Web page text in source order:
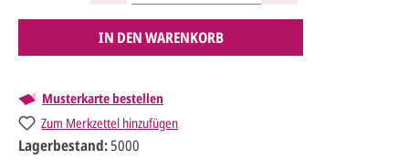
IN DEN WARENKORB
Musterkarte bestellen
Zum Merkzettel hinzufügen
Lagerbestand:5000